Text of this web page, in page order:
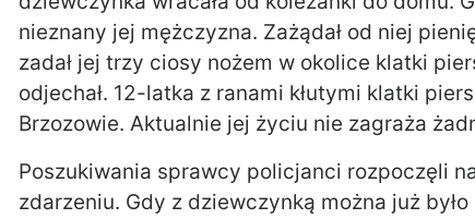
nieznany jej mężczyzna. Zażądał od niej
zadał jej trzy ciosy nożem w okolice klatki
odjechał. 12-latka z ranami kłutymi klatki
Brzozowie. Aktualnie jej życiu nie zagraża
Poszukiwania sprawcy policjanci rozpoczęli
zdarzeniu. Gdy z dziewczynką można już